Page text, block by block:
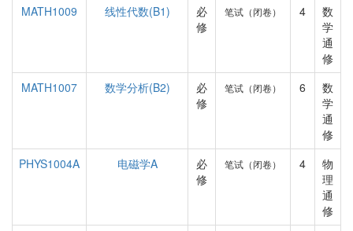
MATH1009
线性代数(B1)
必
修
笔试（闭卷） 4
数
学
通
修
MATH1007
数学分析(B2)
必
修
笔试（闭卷） 6
数
学
通
修
PHYS1004A
电磁学A
必
修
笔试（闭卷） 4
物
理
通
修